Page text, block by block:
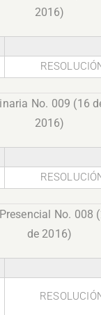
2016)
No. 009 (16
2016)
No. 008
de 2016)